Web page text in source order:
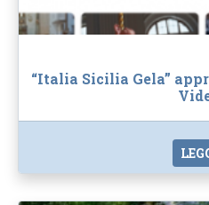
“Italia Sicilia Gela”